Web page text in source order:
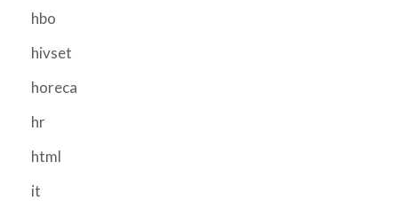
hbo
hivset
horeca
hr
html
it